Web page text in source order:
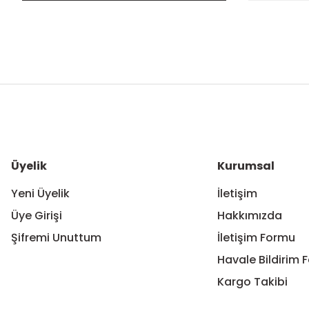
Ürün bilgilerinde hatalar bulunuyor.
Üyelik
Yeni Üyelik
Üye Girişi
Şifremi Unuttum
Kurumsal
İletişim
Hakkımızda
İletişim Formu
Havale Bildirim
Kargo Takibi